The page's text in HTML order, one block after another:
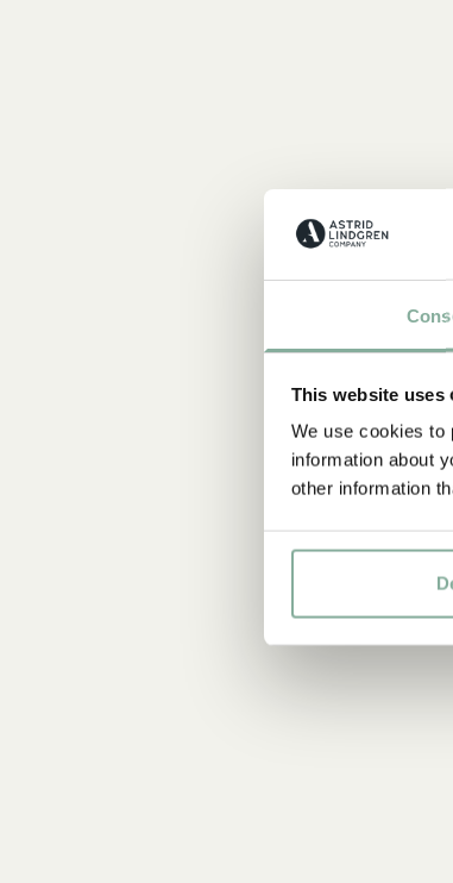
This website uses
We use cookies to
information about
other information